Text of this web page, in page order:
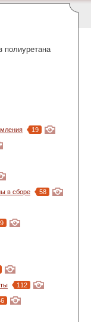
полиуретана
19
в сборе 58
112